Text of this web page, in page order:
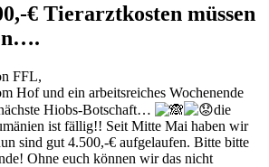
€ Tierarztkosten müssen
FFL,
Hof und ein arbeitsreiches Wochenende
Hiobs-Botschaft…
die
ist fällig!! Seit Mitte Mai haben wir
sind gut 4.500,-€ aufgelaufen. Bitte bitte
Ohne euch können wir das nicht